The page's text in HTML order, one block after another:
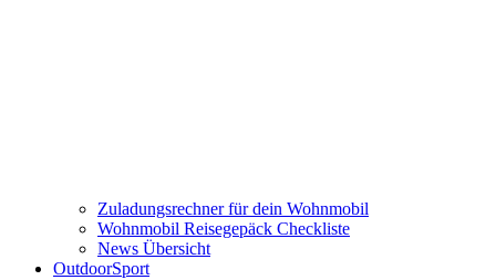
Zuladungsrechner für dein Wohnmobil
Wohnmobil Reisegepäck Checkliste
News Übersicht
OutdoorSport